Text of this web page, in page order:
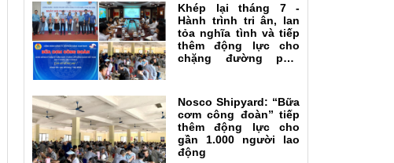
Khép lại tháng 7 -
Hành trình tri ân, lan
tỏa nghĩa tình và tiếp
thêm động lực cho
chặng đường phía
Nosco Shipyard: “Bữa
cơm công đoàn” tiếp
thêm động lực cho
gần 1.000 người lao
động